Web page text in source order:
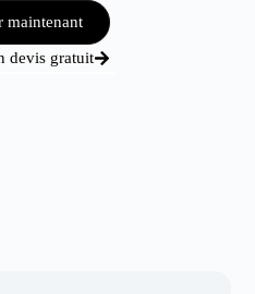
maintenant
devis gratuit